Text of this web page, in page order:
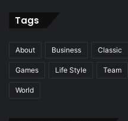
Tags
About Business Classic
Games Life Style Team
World